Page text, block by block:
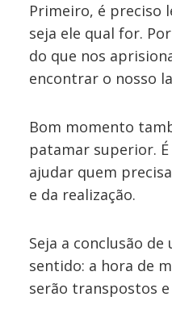
Primeiro, é preciso
seja ele qual for.
do que nos
encontrar o nosso
Bom momento
patamar superior.
ajudar quem
e da realização.
Seja a conclusão
sentido: a hora de
serão transpostos